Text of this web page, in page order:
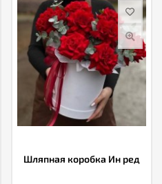
Шляпная коробка Ин ред